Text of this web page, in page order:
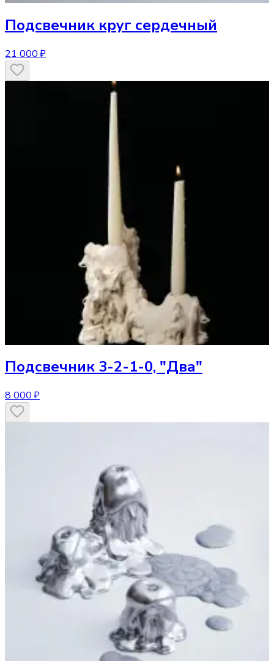
Подсвечник круг сердечный
21 000 ₽
Подсвечник 3-2-1-0, "Два"
8 000 ₽